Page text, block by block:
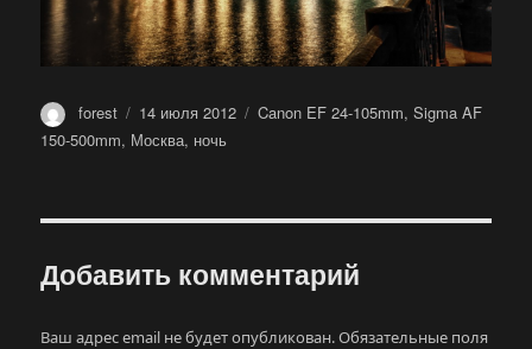
Автор
forest Опубликовано
14 июля 2012 Метки
Canon EF 24-105mm,Sigma AF
150-500mm, Москва, ночь
Добавить комментарий
Ваш адрес email не будет опубликован.Обязательные поля